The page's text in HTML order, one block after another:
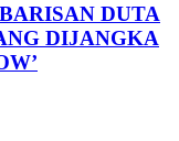
DUTA
DIJANGKA